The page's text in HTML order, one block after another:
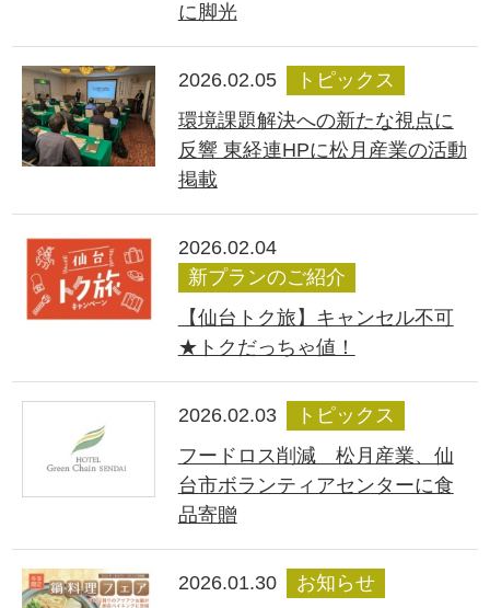
に脚光
2026.02.05
トピックス
環境課題解決への新たな視点に
反響 東経連HPに松月産業の活動
掲載
2026.02.04
新プランのご紹介
【仙台トク旅】キャンセル不可
★トクだっちゃ値！
2026.02.03
トピックス
フードロス削減 松月産業、仙
台市ボランティアセンターに食
品寄贈
2026.01.30
お知らせ